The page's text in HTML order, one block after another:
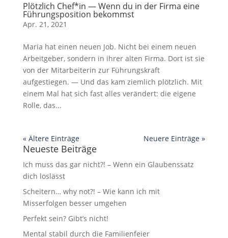
Plötzlich Chef*in — Wenn du in der Firma eine
Führungsposition bekommst
Apr. 21, 2021
Maria hat einen neuen Job. Nicht bei einem neuen
Arbeitgeber, sondern in ihrer alten Firma. Dort ist sie
von der Mitarbeiterin zur Führungskraft
aufgestiegen. — Und das kam ziemlich plötzlich. Mit
einem Mal hat sich fast alles verändert: die eigene
Rolle, das...
« Ältere Einträge Neuere Einträge »
Neueste Beiträge
Ich muss das gar nicht?! – Wenn ein Glaubenssatz
dich loslässt
Scheitern… why not?! – Wie kann ich mit
Misserfolgen besser umgehen
Perfekt sein? Gibt’s nicht!
Mental stabil durch die Familienfeier